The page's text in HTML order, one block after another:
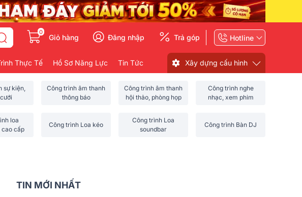
0
Giỏ hàng Đăng nhập Trả góp Hotline
Thực Tế Hồ Sơ Năng Lực Tin Tức Xây dựng cấu hình
sự kiện,
Công trình âm thanh
thông báo
Công trình âm thanh
hội thảo, phòng họp
Công trình nghe
nhạc, xem phim
loa
cao cấp
Công trình Loa kéo
Công trình Loa
soundbar
Công trình Bàn DJ
TIN MỚI NHẤT